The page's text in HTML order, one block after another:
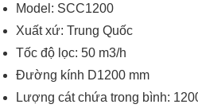
Model: SCC1200
Xuất xứ: Trung Quốc
Tốc độ lọc: 50 m3/h
Đường kính D1200 mm
Lượng cát chứa trong bình: